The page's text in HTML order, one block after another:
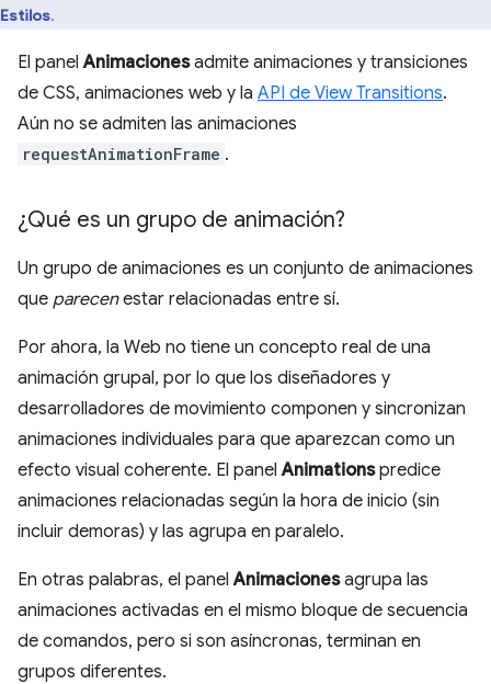
Estilos.
El panelAnimacionesadmite animaciones y transiciones
de CSS, animaciones web y la API de View Transitions.
Aún no se admiten las animaciones
requestAnimationFrame .
¿Qué es un grupo de animación?
Un grupo de animaciones es un conjunto de animaciones
que parecenestar relacionadas entre sí.
Por ahora, la Web no tiene un concepto real de una
animación grupal, por lo que los diseñadores y
desarrolladores de movimiento componen y sincronizan
animaciones individuales para que aparezcan como un
efecto visual coherente. El panelAnimationspredice
animaciones relacionadas según la hora de inicio (sin
incluir demoras) y las agrupa en paralelo.
En otras palabras, el panelAnimacionesagrupa las
animaciones activadas en el mismo bloque de secuencia
de comandos, pero si son asíncronas, terminan en
grupos diferentes.